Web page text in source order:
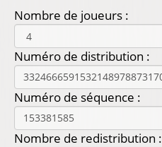
Nombre de joueurs :
Numéro de distribution :
Numéro de séquence :
Nombre de redistribution :